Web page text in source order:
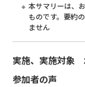
本サマリーは、
ものです。要約
ません
実施、実施対象
参加者の声